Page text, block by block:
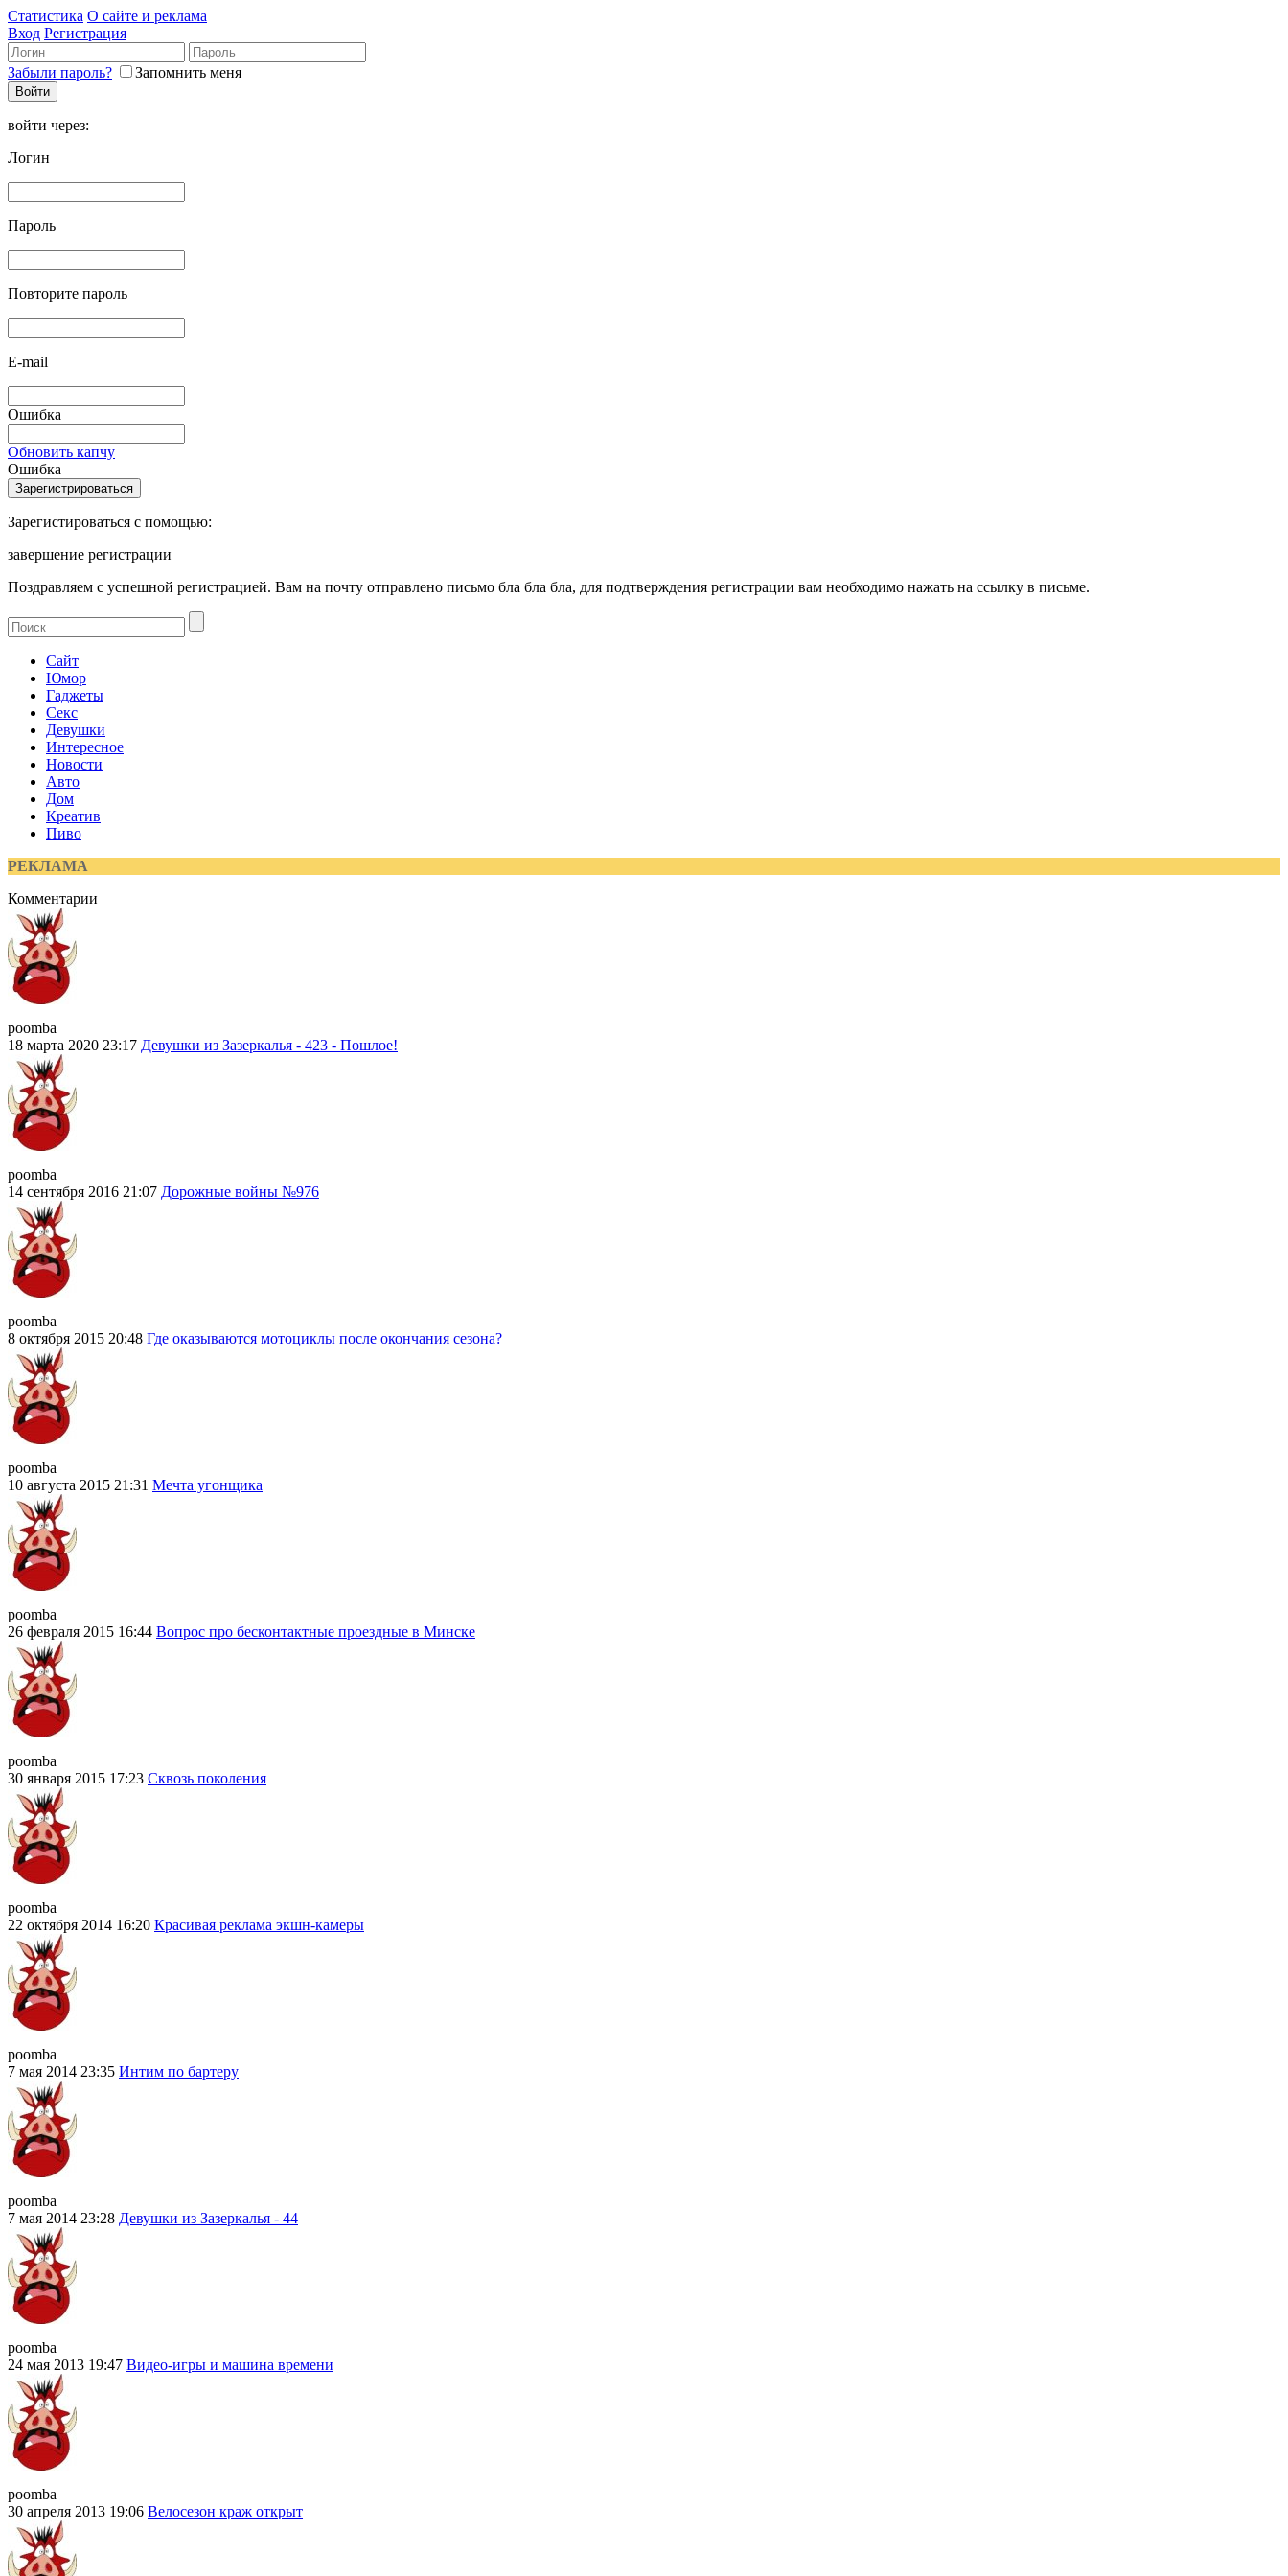
Статистика О сайте и реклама
Вход Регистрация
Забыли пароль? Запомнить меня
войти через:
Логин
Пароль
Повторите пароль
E-mail
Ошибка
Обновить капчу
Ошибка
Зарегистироваться с помощью:
завершение регистрации
Поздравляем с успешной регистрацией. Вам на почту отправлено письмо бла бла бла, для подтверждения регистрации вам необходимо нажать на ссылку в письме.
Сайт
Юмор
Гаджеты
Секс
Девушки
Интересное
Новости
Авто
Дом
Креатив
Пиво
РЕКЛАМА
Комментарии
poomba
18 марта 2020 23:17 Девушки из Зазеркалья - 423 - Пошлое!
poomba
14 сентября 2016 21:07 Дорожные войны №976
poomba
8 октября 2015 20:48 Где оказываются мотоциклы после окончания сезона?
poomba
10 августа 2015 21:31 Мечта угонщика
poomba
26 февраля 2015 16:44 Вопрос про бесконтактные проездные в Минске
poomba
30 января 2015 17:23 Сквозь поколения
poomba
22 октября 2014 16:20 Красивая реклама экшн-камеры
poomba
7 мая 2014 23:35 Интим по бартеру
poomba
7 мая 2014 23:28 Девушки из Зазеркалья - 44
poomba
24 мая 2013 19:47 Видео-игры и машина времени
poomba
30 апреля 2013 19:06 Велосезон краж открыт